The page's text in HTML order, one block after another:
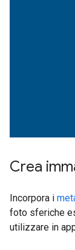
Crea
Incorpora i
foto sferiche
utilizzare in